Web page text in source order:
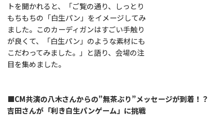
トを聞かれると、「ご覧の通り、しっとり
もちもちの「白生パン」をイメージしてみ
ました。このカーディガンはすごい手触り
が良くて、「白生パン」のような素材にも
こだわってみました。」と語り、会場の注
目を集めました。
■CM共演の八木さんからの”無茶ぶり”メッセージが到着！？
吉田さんが「利き白生パンゲーム」に挑戦